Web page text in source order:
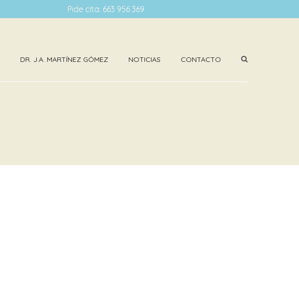
Pide cita: 663 956 369
DR. J.A. MARTÍNEZ GÓMEZ NOTICIAS CONTACTO